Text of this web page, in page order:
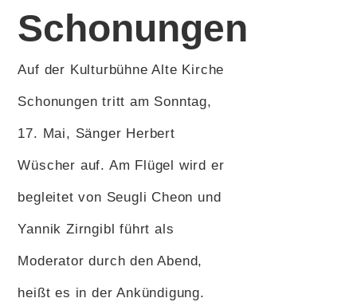
Schonungen
Auf der Kulturbühne Alte Kirche
Schonungen tritt am Sonntag,
17. Mai, Sänger Herbert
Wüscher auf. Am Flügel wird er
begleitet von Seugli Cheon und
Yannik Zirngibl führt als
Moderator durch den Abend,
heißt es in der Ankündigung.